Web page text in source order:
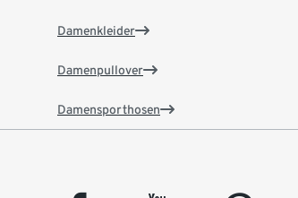
Damenkleider
Damenpullover
Damensporthosen